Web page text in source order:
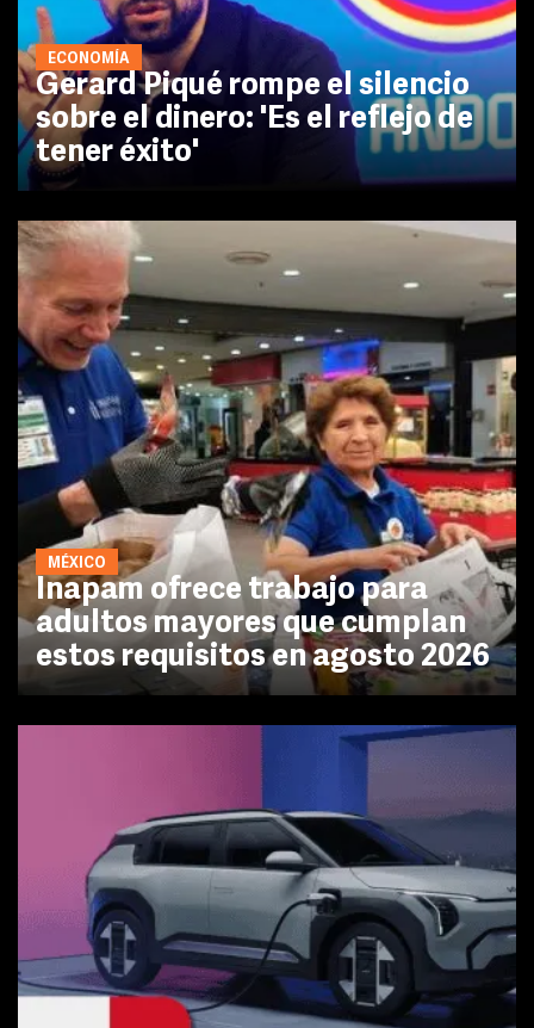
ECONOMÍA
Gerard Piqué rompe el silencio
sobre el dinero: 'Es el reflejo de
tener éxito'
MÉXICO
Inapam ofrece trabajo para
adultos mayores que cumplan
estos requisitos en agosto 2026